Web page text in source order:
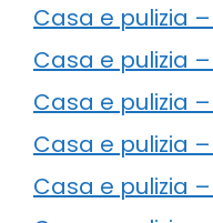
Casa e pulizia
Casa e pulizia
Casa e pulizia
Casa e pulizia
Casa e pulizia